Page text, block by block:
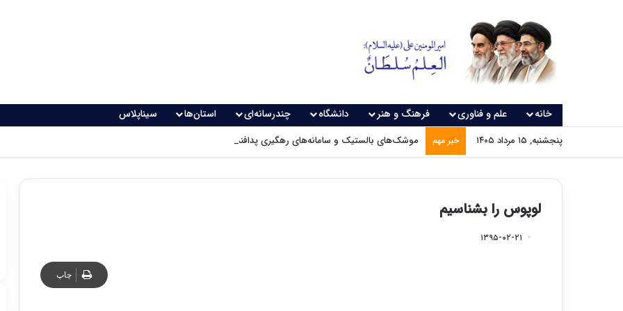
خانه علم و فناوری فرهنگ و هنر دانشگاه چندرسانه‌ای استان‌ها سیناپلاس
پنجشنبه, ۱۵ مرداد ۱۴۰۵ خبر مهم موشک‌های بالستیک و سامانه‌های رهگیری پدافندی چگونه کار می کنند؟
لوپوس را بشناسیم
۱۳۹۵-۰۲-۲۱
چاپ